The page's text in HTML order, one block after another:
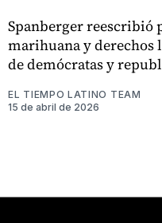
Spanberger reescribió
marihuana y derechos
de demócratas y
EL TIEMPO LATINO TEAM
15 de abril de 2026